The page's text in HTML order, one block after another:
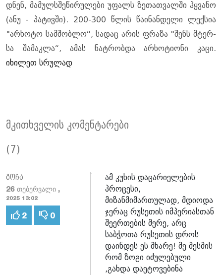
დნენ, მა­მულსშე­წი­რუ­ლე­ბი უფალს ზე­თათ­ვალ­ში ჰყვა­ნო
(ანუ - პა­ტივ­ში). 200-300 წლის წა­ი­ნან­დე­ლი ლექ­სია
"არ­ხო­ტო სამ­შობ­ლო“, სა­დაც არის ფრა­ზა "შენს მტერ­
სა შა­მაკ­ლა“, ამას ნატ­რობ­და არ­ხო­ტი­ო­ნი კაცი.
იხილეთ სრულად
მკითხველის კომენტარები
(7)
გოჩა
26 თებერვალი ,
2025 13:02
2 0
ამ კუხის დაცარიელების
პროცესი,
მიზანმიმართულად, მდიოდა
ჯერაც რუსეთის იმპერიასთან
შეერთების მერე, არც
საბჭოთა რუსეთის დროს
დაინდეს ეს მხარე! მე მესმის
რომ ზოგი იძულებული
,გახდა დაეტოვებინა